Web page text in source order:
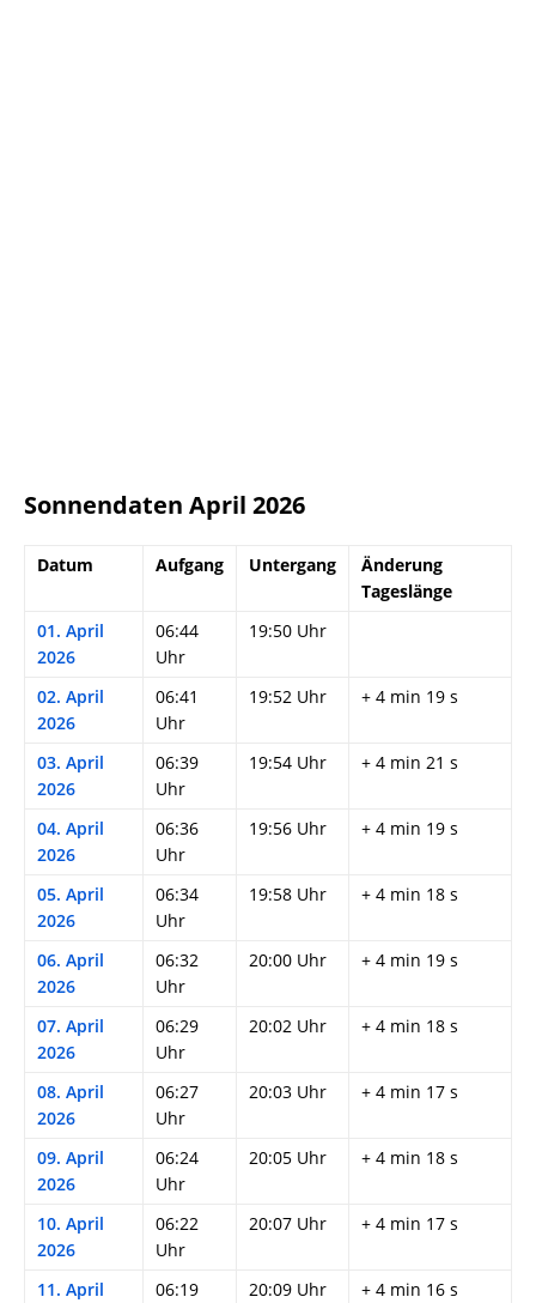
Sonnendaten April 2026
Datum Aufgang Untergang
Änderung
Tageslänge
01. April
2026
06:44
Uhr
19:50 Uhr
02. April
2026
06:41
Uhr
19:52 Uhr + 4 min 19 s
03. April
2026
06:39
Uhr
19:54 Uhr + 4 min 21 s
04. April
2026
06:36
Uhr
19:56 Uhr + 4 min 19 s
05. April
2026
06:34
Uhr
19:58 Uhr + 4 min 18 s
06. April
2026
06:32
Uhr
20:00 Uhr + 4 min 19 s
07. April
2026
06:29
Uhr
20:02 Uhr + 4 min 18 s
08. April
2026
06:27
Uhr
20:03 Uhr + 4 min 17 s
09. April
2026
06:24
Uhr
20:05 Uhr + 4 min 18 s
10. April
2026
06:22
Uhr
20:07 Uhr + 4 min 17 s
11. April
06:19
20:09 Uhr + 4 min 16 s